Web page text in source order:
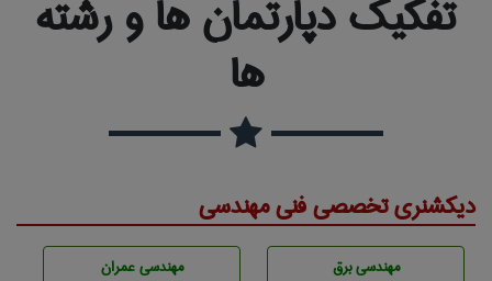
تفکیک دپارتمان ها و رشته
ها
دیکشنری تخصصی فنی مهندسی
مهندسی برق مهندسی عمران